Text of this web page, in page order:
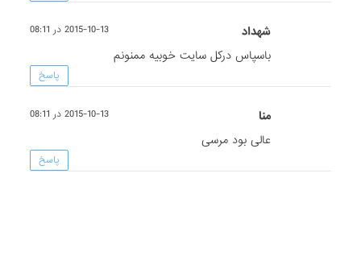
شهداد 2015-10-13 در 08:11
باسپاس درکل سایت خوبیه ممنونم
پاسخ
منا 2015-10-13 در 08:11
عالی بود مرسی
پاسخ